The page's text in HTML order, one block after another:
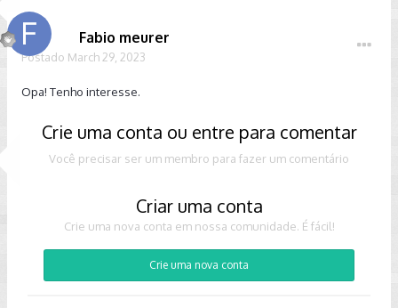
Fabio meurer
Postado March 29, 2023
Opa! Tenho interesse.
Crie uma conta ou entre para comentar
Você precisar ser um membro para fazer um comentário
Criar uma conta
Crie uma nova conta em nossa comunidade. É fácil!
Crie uma nova conta